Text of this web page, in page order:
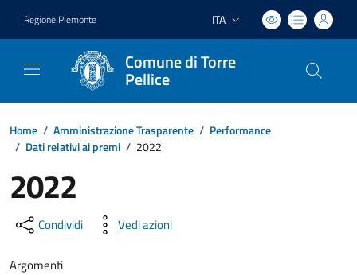
Regione Piemonte Lingua attiva:
ITA
Comune di Torre
Pellice
Home / Amministrazione Trasparente / Performance
/ Dati relativi ai premi / 2022
2022
Condividi Vedi azioni
Argomenti